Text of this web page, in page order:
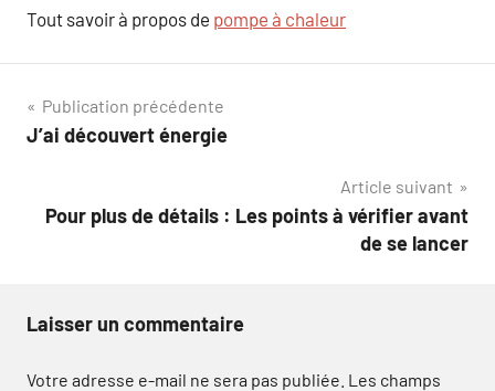
Tout savoir à propos de pompe à chaleur
Navigation
de
Publication précédente
J’ai découvert énergie
Article suivant
Pour plus de détails : Les points à vérifier avant
de se lancer
Laisser un commentaire
Votre adresse e-mail ne sera pas publiée. Les champs